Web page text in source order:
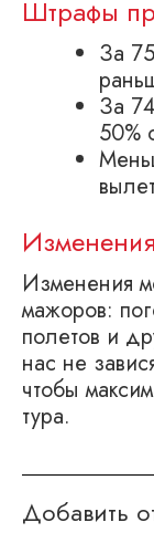
Штрафы
За
За
50%
Изменения
мажоров:
полетов и
нас не
чтобы
тура.
Добавить